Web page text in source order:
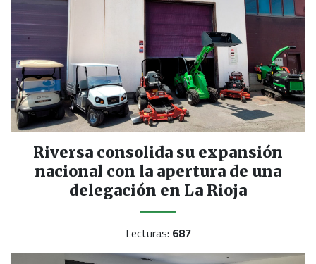
Riversa consolida su expansión
nacional con la apertura de una
delegación en La Rioja
Lecturas: 687